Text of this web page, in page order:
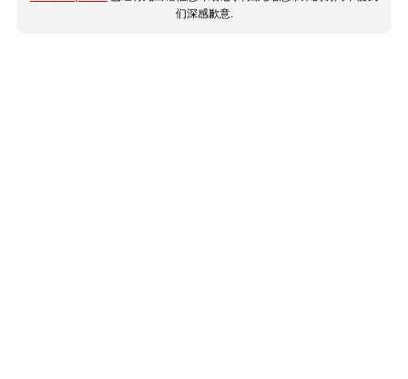
们深感歉意.